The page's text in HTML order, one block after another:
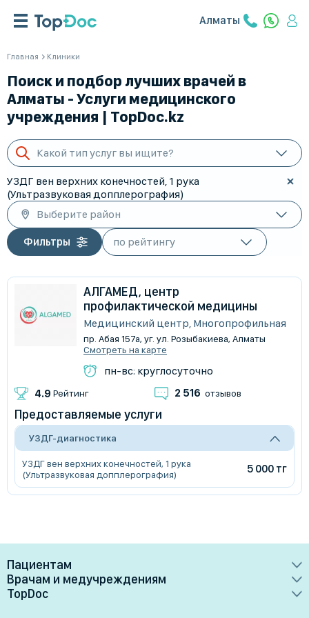
Алматы
Главная Клиники
Поиск и подбор лучших врачей в
Алматы - Услуги медицинского
учреждения | TopDoc.kz
Какой тип услуг вы ищите?
УЗДГ вен верхних конечностей, 1 рука
(Ультразвуковая допплерография)
Выберите район
Фильтры
АЛГАМЕД, центр
профилактической медицины
Медицинский центр, Многопрофильная
пр. Абая 157а, уг. ул. Розыбакиева, Алматы
Смотреть на карте
пн-вс: круглосуточно
4.9 Рейтинг 2 516 отзывов
Предоставляемые услуги
УЗДГ-диагностика
УЗДГ вен верхних конечностей, 1 рука
(Ультразвуковая допплерография)
5 000 тг
Пациентам
Врачи
Клиники
Врачам и медучреждениям
Преимущества
TopDoc